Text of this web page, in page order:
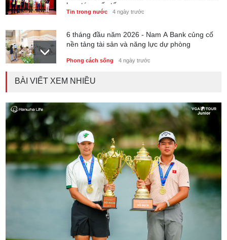
hợp tác quốc tế
Tin trong nước 4 ngày trước
6 tháng đầu năm 2026 - Nam A Bank củng cố
nền tảng tài sản và năng lực dự phòng
Phong cách sống 4 ngày trước
Thành lập Trung tâm Giải mã lượng tử Quang
Phong cách sống 4 ngày trước
BÀI VIẾT XEM NHIỀU